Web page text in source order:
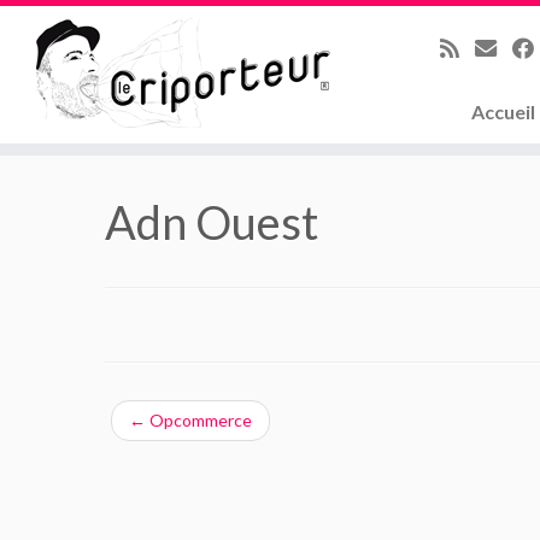
Accueil
Adn Ouest
← Opcommerce